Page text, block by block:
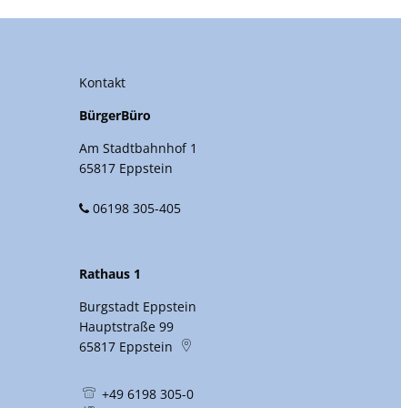
Kontakt
BürgerBüro
Am Stadtbahnhof 1
65817 Eppstein
06198 305-405
Rathaus 1
Burgstadt Eppstein
Hauptstraße 99
65817 Eppstein
+49 6198 305-0